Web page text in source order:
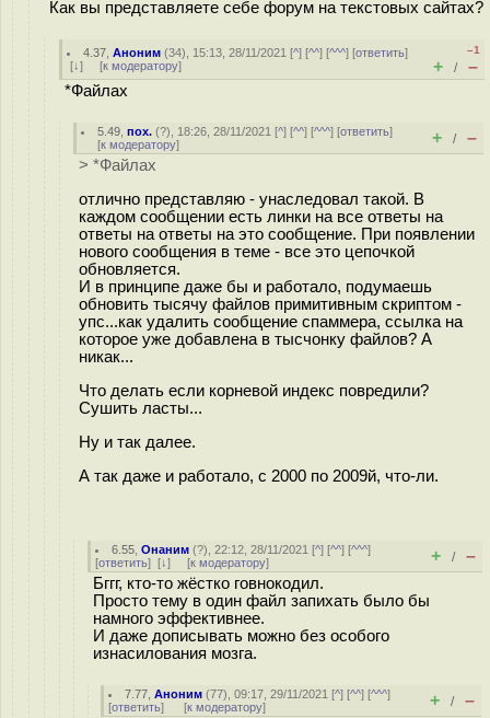
Как вы представляете себе форум на текстовых сайтах?
4.37 ,Аноним (34), 15:13, 28/11/2021 [^] [^^] [^^^] [ответить]
[↓] [к модератору]
–1
+ / –
*Файлах
5.49 ,пох. (?), 18:26, 28/11/2021 [^] [^^] [^^^] [ответить]
[к модератору] + / –
> *Файлах
отлично представляю - унаследовал такой. В
каждом сообщении есть линки на все ответы на
ответы на ответы на это сообщение. При появлении
нового сообщения в теме - все это цепочкой
обновляется.
И в принципе даже бы и работало, подумаешь
обновить тысячу файлов примитивным скриптом -
упс...как удалить сообщение спаммера, ссылка на
которое уже добавлена в тысчонку файлов? А
никак...
Что делать если корневой индекс повредили?
Сушить ласты...
Ну и так далее.
А так даже и работало, с 2000 по 2009й, что-ли.
6.55 ,Онаним (?), 22:12, 28/11/2021 [^] [^^] [^^^]
[ответить] [↓] [к модератору] + / –
Бггг, кто-то жёстко говнокодил.
Просто тему в один файл запихать было бы
намного эффективнее.
И даже дописывать можно без особого
изнасилования мозга.
7.77 ,Аноним (77), 09:17, 29/11/2021 [^] [^^] [^^^]
[ответить] [к модератору] + / –